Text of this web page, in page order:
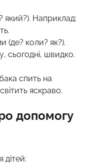
Наприклад:
(де? коли? як?).
сьогодні, швидко.
спить на
яскраво.
допомогу
дітей: